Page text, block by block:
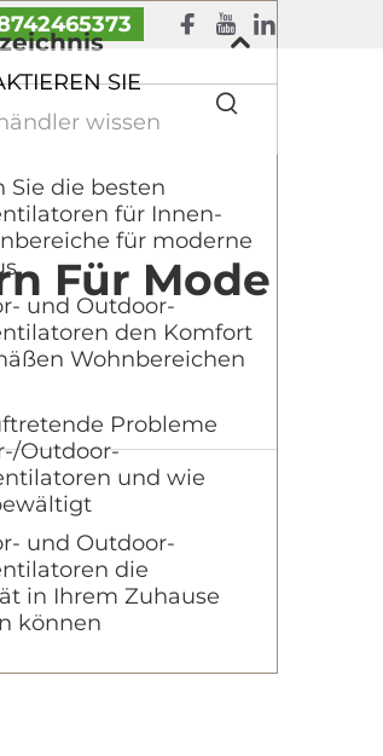
SIE
Für Mode
wissen
Sie die besten
für Innen-
für moderne
und Outdoor-
den Komfort
Wohnbereichen
Probleme
Outdoor-
und wie
und Outdoor-
die
in Ihrem Zuhause
können